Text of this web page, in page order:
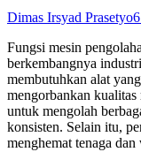
Dimas Irsyad Prasetyo
Fungsi mesin
berkembangnya
membutuhkan alat
mengorbankan
untuk mengolah
konsisten. Selain itu,
menghemat tenaga